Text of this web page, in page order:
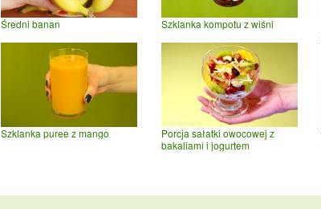
Średni banan Szklanka kompotu z wiśni
Szklanka puree z mango
Porcja sałatki owocowej z
bakaliami i jogurtem